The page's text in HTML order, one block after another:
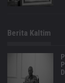
Berita Kaltim